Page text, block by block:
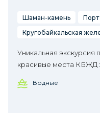
Шаман-камень
Порт
Кругобайкальская
Уникальная экскурсия
красивые места КБЖД
Водные